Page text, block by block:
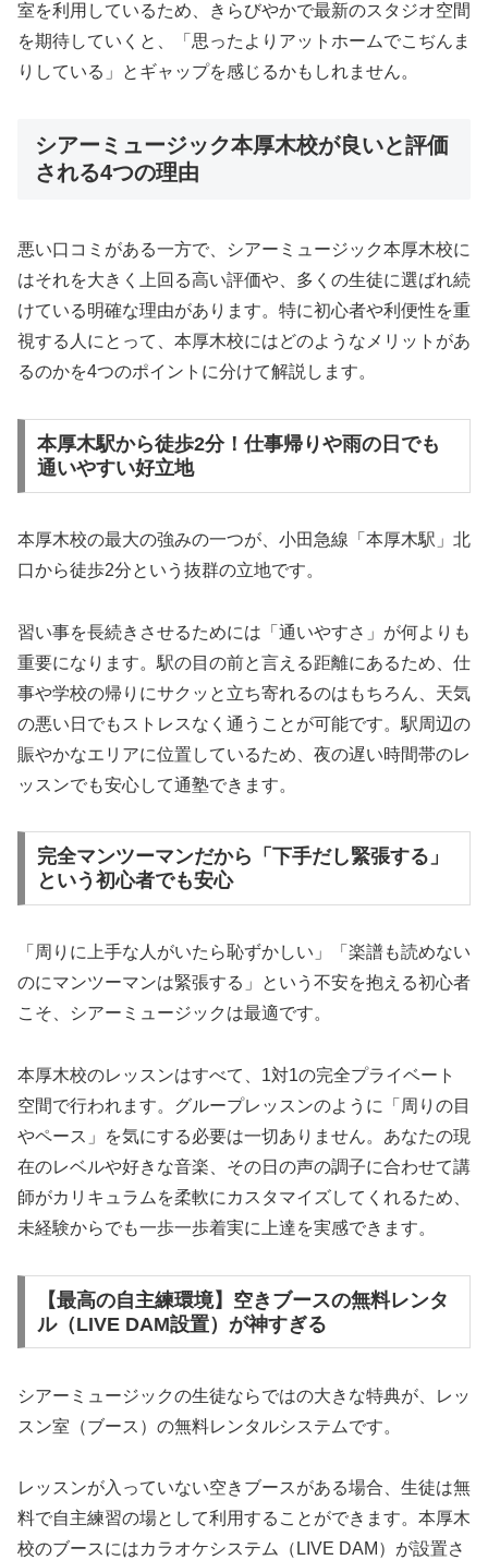
室を利用しているため、きらびやかで最新のスタジオ空間
を期待していくと、「思ったよりアットホームでこぢんま
りしている」とギャップを感じるかもしれません。
シアーミュージック本厚木校が良いと評価
される4つの理由
悪い口コミがある一方で、シアーミュージック本厚木校に
はそれを大きく上回る高い評価や、多くの生徒に選ばれ続
けている明確な理由があります。特に初心者や利便性を重
視する人にとって、本厚木校にはどのようなメリットがあ
るのかを4つのポイントに分けて解説します。
本厚木駅から徒歩2分！仕事帰りや雨の日でも
通いやすい好立地
本厚木校の最大の強みの一つが、小田急線「本厚木駅」北
口から徒歩2分という抜群の立地です。
習い事を長続きさせるためには「通いやすさ」が何よりも
重要になります。駅の目の前と言える距離にあるため、仕
事や学校の帰りにサクッと立ち寄れるのはもちろん、天気
の悪い日でもストレスなく通うことが可能です。駅周辺の
賑やかなエリアに位置しているため、夜の遅い時間帯のレ
ッスンでも安心して通塾できます。
完全マンツーマンだから「下手だし緊張する」
という初心者でも安心
「周りに上手な人がいたら恥ずかしい」「楽譜も読めない
のにマンツーマンは緊張する」という不安を抱える初心者
こそ、シアーミュージックは最適です。
本厚木校のレッスンはすべて、1対1の完全プライベート
空間で行われます。グループレッスンのように「周りの目
やペース」を気にする必要は一切ありません。あなたの現
在のレベルや好きな音楽、その日の声の調子に合わせて講
師がカリキュラムを柔軟にカスタマイズしてくれるため、
未経験からでも一歩一歩着実に上達を実感できます。
【最高の自主練環境】空きブースの無料レンタ
ル（LIVE DAM設置）が神すぎる
シアーミュージックの生徒ならではの大きな特典が、レッ
スン室（ブース）の無料レンタルシステムです。
レッスンが入っていない空きブースがある場合、生徒は無
料で自主練習の場として利用することができます。本厚木
校のブースにはカラオケシステム（LIVE DAM）が設置さ